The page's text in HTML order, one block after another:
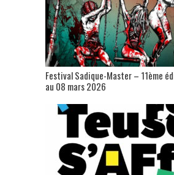
Festival Sadique-Master – 11ème
au 08 mars 2026